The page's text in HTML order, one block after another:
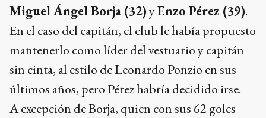
Miguel Ángel Borja (32)yEnzo Pérez (39).
En el caso del capitán, el club le había propuesto
mantenerlo como líder del vestuario y capitán
sin cinta, al estilo de Leonardo Ponzio en sus
últimos años, pero Pérez habría decidido irse.
A excepción de Borja, quien con sus 62 goles